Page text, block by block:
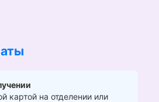
картой на отделении или